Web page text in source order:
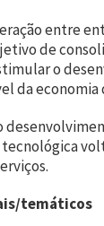
entre
de
o
da
temáticos